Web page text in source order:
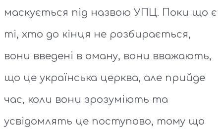
маскується під назвою УПЦ. Поки що є
ті, хто до кінця не розбирається,
вони введені в оману, вони вважають,
що це українська церква, але прийде
час, коли вони зрозуміють та
усвідомлять це поступово, тому що